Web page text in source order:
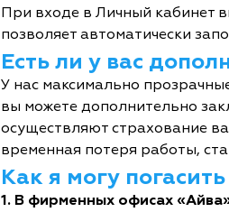
При входе в Личный кабинет
позволяет автоматически
Есть ли у вас
У нас максимально
вы можете дополнительно
осуществляют страхование
временная потеря работы,
Как я могу
1. В фирменных офисах